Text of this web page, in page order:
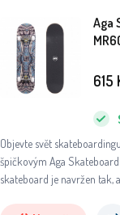
Aga
Objevte svět
špičkovým Aga
skateboard je navržen tak,
615